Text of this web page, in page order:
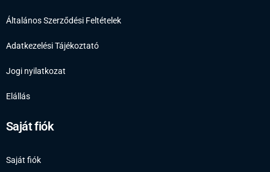
Általános Szerződési Feltételek
Adatkezelési Tájékoztató
Jogi nyilatkozat
Elállás
Saját fiók
Saját fiók